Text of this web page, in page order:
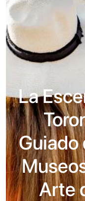
La
Guiado
Arte